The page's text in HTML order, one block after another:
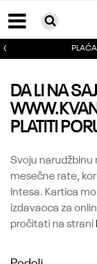
DA LI NA
PLATITI
Svoju
mesečne rate,
Intesa. Kartica
izdavaoca za
pročitati na strani